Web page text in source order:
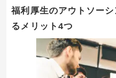
福利厚生のアウトソー
るメリット4つ